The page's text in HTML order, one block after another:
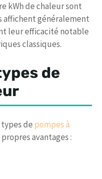
kWh de chaleur sont
affichent généralement
leur efficacité notable
classiques.
de
de pompes à
avantages :